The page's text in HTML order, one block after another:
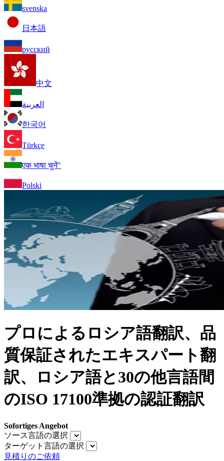
svenska
日本語
русский
中文
العربية
한국어
Türkçe
एक भाषा चुनें"
Polski
プロによるロシア語翻訳、品
質保証されたエキスパート翻
訳、ロシア語と30の他言語間
のISO 17100準拠の認証翻訳
Sofortiges Angebot
ソース言語の選択
ターゲット言語の選択
見積りのご依頼